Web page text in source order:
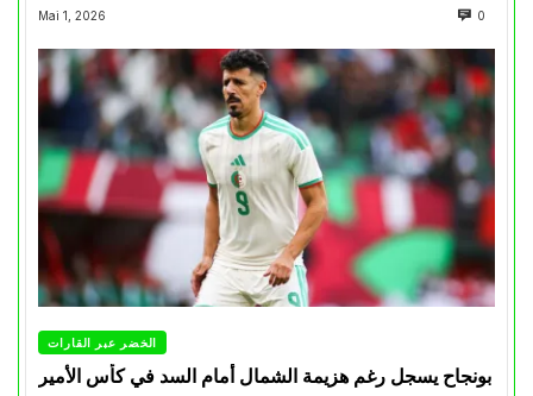
Mai 1, 2026 0
الخضر عبر القارات
بونجاح يسجل رغم هزيمة الشمال أمام السد في كأس الأمير